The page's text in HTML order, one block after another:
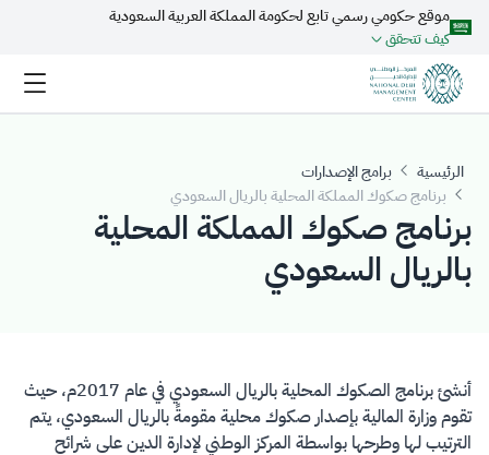
تخطي إلى المحتوى الرئيسي
موقع حكومي رسمي تابع لحكومة المملكة العربية السعودية
كيف تتحقق
الرئيسية
برامج الإصدارات
برنامج صكوك المملكة المحلية بالريال السعودي
برنامج صكوك المملكة المحلية
بالريال السعودي
​​​​أنشئ برنامج الصكوك المحلية بالريال السعودي في عام 2017م، حيث
تقوم وزارة المالية بإصدار صكوك محلية مقومةً بالريال السعودي، يتم
الترتيب لها وطرحها بواسطة المركز الوطني لإدارة الدين على شرائح